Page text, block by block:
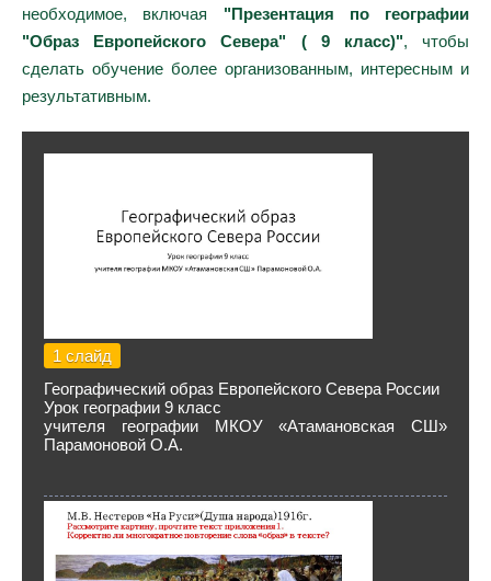
необходимое, включая "Презентация по географии
"Образ Европейского Севера" ( 9 класс)", чтобы
сделать обучение более организованным, интересным и
результативным.
1 слайд
Географический образ Европейского Севера России
Урок географии 9 класс
учителя географии МКОУ «Атамановская СШ»
Парамоновой О.А.